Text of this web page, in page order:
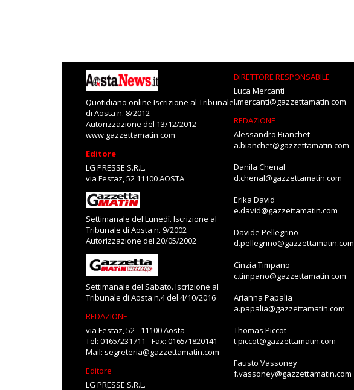
Quotidiano online Iscrizione al Tribunale
di Aosta n. 8/2012
Autorizzazione del 13/12/2012
www.gazzettamatin.com
Editore
LG PRESSE S.R.L.
via Festaz, 52 11100 AOSTA
Settimanale del Lunedì. Iscrizione al
Tribunale di Aosta n. 9/2002
Autorizzazione del 20/05/2002
Settimanale del Sabato. Iscrizione al
Tribunale di Aosta n.4 del 4/10/2016
REDAZIONE
via Festaz, 52 - 11100 Aosta
Tel: 0165/231711 - Fax: 0165/1820141
Mail: segreteria@gazzettamatin.com
Editore
LG PRESSE S.R.L.
DIRETTORE RESPONSABILE
Luca Mercanti
l.mercanti@gazzettamatin.com
REDAZIONE
Alessandro Bianchet
a.bianchet@gazzettamatin.com
Danila Chenal
d.chenal@gazzettamatin.com
Erika David
e.david@gazzettamatin.com
Davide Pellegrino
d.pellegrino@gazzettamatin.com
Cinzia Timpano
c.timpano@gazzettamatin.com
Arianna Papalia
a.papalia@gazzettamatin.com
Thomas Piccot
t.piccot@gazzettamatin.com
Fausto Vassoney
f.vassoney@gazzettamatin.com